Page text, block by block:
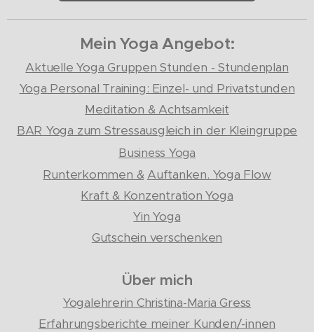
Mein Yoga Angebot:
Aktuelle Yoga Gruppen Stunden - Stundenplan
Yoga Personal Training: Einzel- und Privatstunden
Meditation & Achtsamkeit
BAR Yoga zum Stressausgleich in der Kleingruppe
Business Yoga
Runterkommen & Auftanken. Yoga Flow
Kraft & Konzentration Yoga
Yin Yoga
Gutschein verschenken
Über mich
Yogalehrerin Christina-Maria Gress
Erfahrungsberichte meiner Kunden/-innen